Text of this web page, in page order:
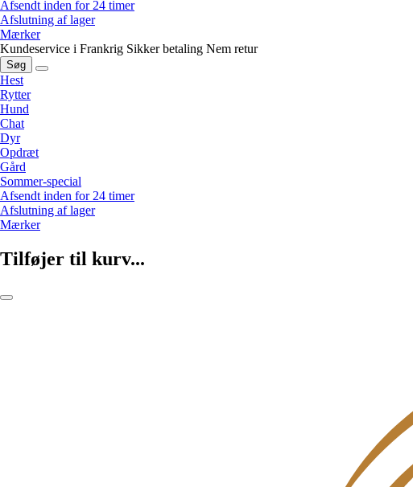
Afsendt inden for 24 timer
Afslutning af lager
Mærker
Kundeservice i Frankrig Sikker betaling Nem retur
Søg
Hest
Rytter
Hund
Chat
Dyr
Opdræt
Gård
Sommer-special
Afsendt inden for 24 timer
Afslutning af lager
Mærker
Tilføjer til kurv...